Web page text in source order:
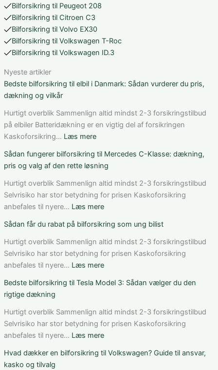
Bilforsikring til Peugeot 208
Bilforsikring til Citroen C3
Bilforsikring til Volvo EX30
Bilforsikring til Volkswagen T-Roc
Bilforsikring til Volkswagen ID.3
Nyeste artikler
Bedste bilforsikring til elbil i Danmark: Sådan vurderer du pris,
dækning og vilkår
Hurtigt overblik Sammenlign altid mindst 2-3 forsikringstilbud
på elbiler Batteridækning er en vigtig del af forsikringen
Kaskoforsikring… Læs mere:
bilforsikring
til
elbil
i
Danmark:
vurderer
du
pris,
dækning
vilkår
Sådan fungerer bilforsikring til Mercedes C-Klasse: dækning,
pris og valg af den rette løsning
Hurtigt overblik Sammenlign altid mindst 2-3 forsikringstilbud
Selvrisiko har stor betydning for prisen Kaskoforsikring
anbefales til nyere… Læs mere:
fungerer
bilforsikring
til
Mercedes
Klasse:
pris
og
valg
den
Sådan får du rabat på bilforsikring som ung bilist
Hurtigt overblik Sammenlign altid mindst 2-3 forsikringstilbud
Selvrisiko har stor betydning for prisen Kaskoforsikring
anbefales til nyere… Læs mere:
får
rabat
på
bilforsikring
ung
Bedste bilforsikring til Tesla Model 3: Sådan vælger du den
rigtige dækning
Hurtigt overblik Sammenlign altid mindst 2-3 forsikringstilbud
Selvrisiko har stor betydning for prisen Kaskoforsikring
anbefales til nyere… Læs mere:
bilforsikring
Hvad dækker en bilforsikring til Volkswagen? Guide til ansvar,
kasko og tilvalg